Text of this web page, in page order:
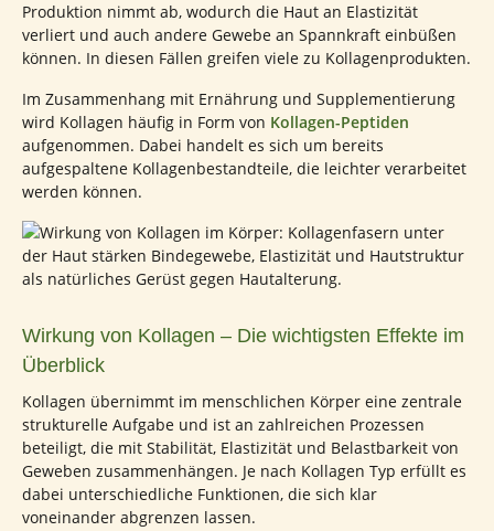
Produktion nimmt ab, wodurch die Haut an Elastizität
verliert und auch andere Gewebe an Spannkraft einbüßen
können. In diesen Fällen greifen viele zu Kollagenprodukten.
Im Zusammenhang mit Ernährung und Supplementierung
wird Kollagen häufig in Form von Kollagen-Peptiden
aufgenommen. Dabei handelt es sich um bereits
aufgespaltene Kollagenbestandteile, die leichter verarbeitet
werden können.
Wirkung von Kollagen – Die wichtigsten Effekte im
Überblick
Kollagen übernimmt im menschlichen Körper eine zentrale
strukturelle Aufgabe und ist an zahlreichen Prozessen
beteiligt, die mit Stabilität, Elastizität und Belastbarkeit von
Geweben zusammenhängen. Je nach Kollagen Typ erfüllt es
dabei unterschiedliche Funktionen, die sich klar
voneinander abgrenzen lassen.